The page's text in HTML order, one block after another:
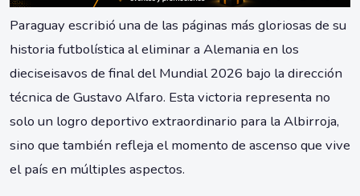
Paraguay escribió una de las páginas más gloriosas de su
historia futbolística al eliminar a Alemania en los
dieciseisavos de final del Mundial 2026 bajo la dirección
técnica de Gustavo Alfaro. Esta victoria representa no
solo un logro deportivo extraordinario para la Albirroja,
sino que también refleja el momento de ascenso que vive
el país en múltiples aspectos.